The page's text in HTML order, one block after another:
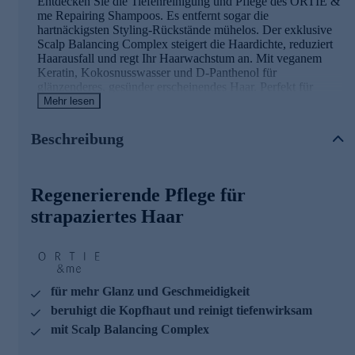
me Repairing Shampoos. Es entfernt sogar die
hartnäckigsten Styling-Rückstände mühelos. Der exklusive
Scalp Balancing Complex steigert die Haardichte, reduziert
Haarausfall und regt Ihr Haarwachstum an. Mit veganem
Keratin, Kokosnusswasser und D-Panthenol für
glänzenderes, gesünder erscheinendes Haar. Perfekt für
strapaziertes Haar und empfindliche Kopfhaut.
Duft mit Noten aus grünen Blättern
sich sanft und doch kraftvoll. Die Basisnote von Zedernholz
verleiht ihm eine warme, beruhigende Tiefe, während
Moschus eine anziehende und zugleich vertraute Note
belebende Akkord von Tee, der Frische und Vitalität
verströmt. Die Kopfnote mit ihrem Duft nach frischen
jede Brise eine Geschichte von Reinheit und Lebendigkeit
erzählt.
Die Hauptinhaltsstoffe im Überblick
Mehr lesen
Beschreibung
Regenerierende Pflege für
strapaziertes Haar
für mehr Glanz und Geschmeidigkeit
beruhigt die Kopfhaut und reinigt tiefenwirksam
mit Scalp Balancing Complex